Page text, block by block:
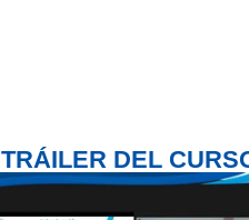
TRÁILER DEL